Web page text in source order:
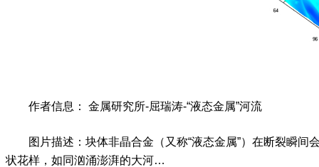
作者信息： 金属研究所-屈瑞涛-“液态金属”河流
图片描述：块体非晶合金（又称“液态金属”）在断裂瞬间
状花样，如同汹涌澎湃的大河…